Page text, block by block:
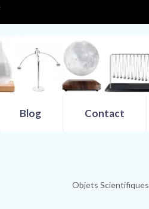
Blog Contact
Objets Scientifiques